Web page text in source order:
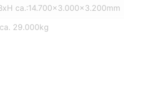
ca.:14.700×3.000×3.200mm
29.000kg